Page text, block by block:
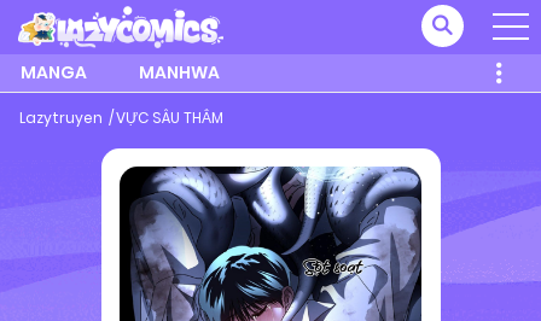
MANGA MANHWA
Lazytruyen VỰC SÂU THẲM